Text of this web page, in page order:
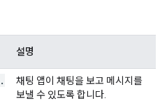
설명
.
채팅 앱이 채팅을 보고 메시지를
보낼 수 있도록 합니다.